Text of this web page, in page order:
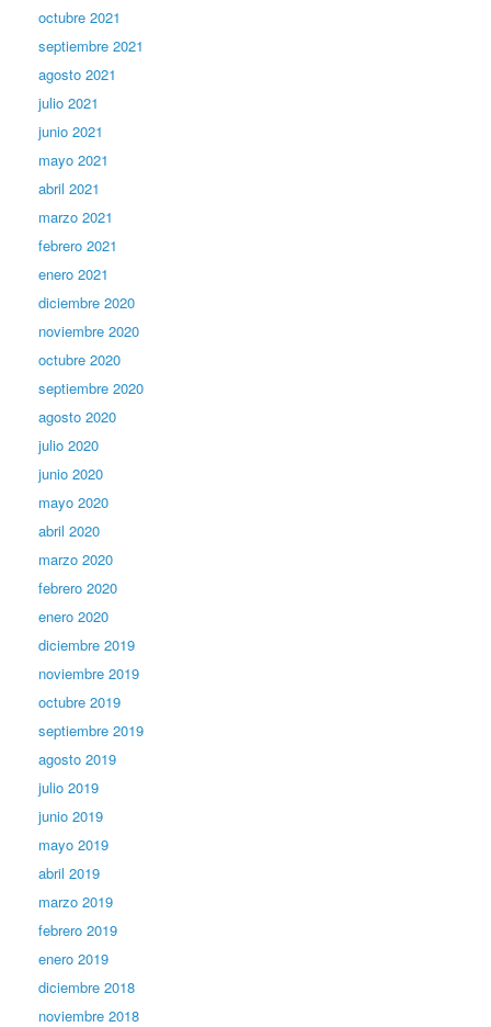
octubre 2021
septiembre 2021
agosto 2021
julio 2021
junio 2021
mayo 2021
abril 2021
marzo 2021
febrero 2021
enero 2021
diciembre 2020
noviembre 2020
octubre 2020
septiembre 2020
agosto 2020
julio 2020
junio 2020
mayo 2020
abril 2020
marzo 2020
febrero 2020
enero 2020
diciembre 2019
noviembre 2019
octubre 2019
septiembre 2019
agosto 2019
julio 2019
junio 2019
mayo 2019
abril 2019
marzo 2019
febrero 2019
enero 2019
diciembre 2018
noviembre 2018